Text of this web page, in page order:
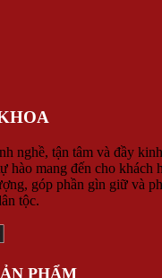
nghề, tận tâm và đầy
hào mang đến cho khách
góp phần gìn giữ và
tộc.
PHẨM